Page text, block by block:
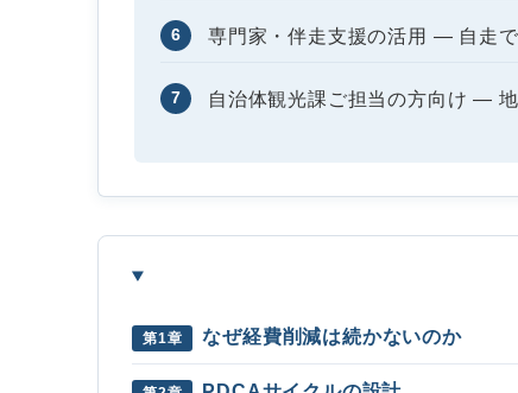
6 専門家・伴走支援の活用 ― 自走
7 自治体観光課ご担当の方向け ―
第1章 なぜ経費削減は続かないのか